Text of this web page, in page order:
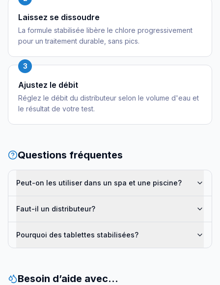
Laissez se dissoudre
La formule stabilisée libère le chlore progressivement
pour un traitement durable, sans pics.
3
Ajustez le débit
Réglez le débit du distributeur selon le volume d'eau et
le résultat de votre test.
Questions fréquentes
Peut-on les utiliser dans un spa et une piscine?
Faut-il un distributeur?
Pourquoi des tablettes stabilisées?
Besoin d’aide avec…